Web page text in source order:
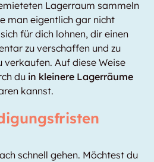
Lagerraum sammeln
man eigentlich gar nicht
für dich lohnen, dir einen
zu verschaffen und zu
verkaufen. Auf diese Weise
du in kleinere Lagerräume
kannst.
schnell gehen. Möchtest du